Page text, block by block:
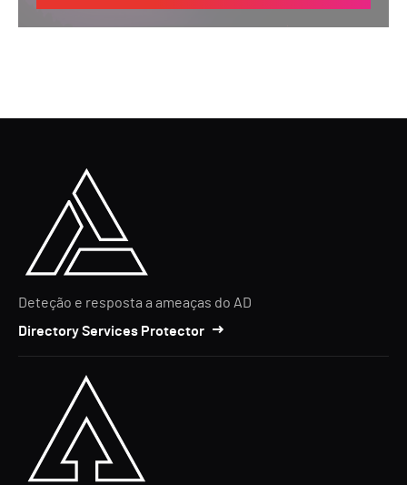
Deteção e resposta a ameaças do AD
Directory Services Protector